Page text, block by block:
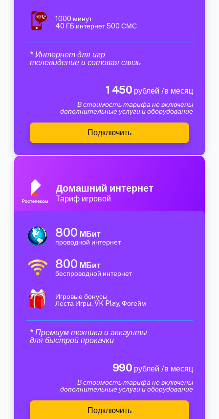
1000 минут
40 ГБ интернет 500 СМС
* Интернет для игр
телевидение и сотовая связь
1 450 рублей /в месяц
В стоимость тарифа не включены
дополнительные услуги и оборудование
Подключить
Домашний интернет
Тариф игровой
800 МБит
проводной интернет
800 МБит
беспроводной интернет
Игровые бонусы
Леста Игры, VK Play, Фогейм
* Премиум техника и аккаунты
для быстрой прокачки
990 рублей /в месяц
В стоимость тарифа не включены
дополнительные услуги и оборудование
Подключить